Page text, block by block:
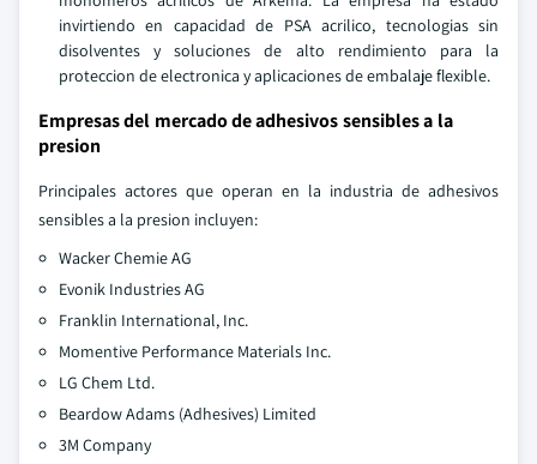
invirtiendo en capacidad de PSA acrilico, tecnologias sin
disolventes y soluciones de alto rendimiento para la
proteccion de electronica y aplicaciones de embalaje flexible.
Empresas del mercado de adhesivos sensibles a la
presion
Principales actores que operan en la industria de adhesivos
sensibles a la presion incluyen:
Wacker Chemie AG
Evonik Industries AG
Franklin International, Inc.
Momentive Performance Materials Inc.
LG Chem Ltd.
Beardow Adams (Adhesives) Limited
3M Company